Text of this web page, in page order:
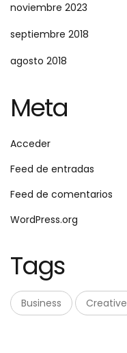
noviembre 2023
septiembre 2018
agosto 2018
Meta
Acceder
Feed de entradas
Feed de comentarios
WordPress.org
Tags
Business Creative